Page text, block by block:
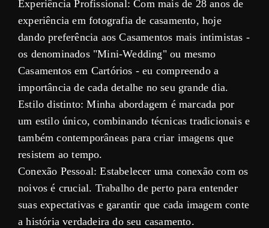
Experiência Profissional: Com mais de 28 anos de
experiência em fotografia de casamento, hoje
dando preferência aos Casamentos mais intimistas -
os denominados "Mini-Wedding" ou mesmo
Casamentos em Cartórios - eu compreendo a
importância de cada detalhe no seu grande dia.
Estilo distinto: Minha abordagem é marcada por
um estilo único, combinando técnicas tradicionais e
também contemporâneas para criar imagens que
resistem ao tempo.
Conexão Pessoal: Estabelecer uma conexão com os
noivos é crucial. Trabalho de perto para entender
suas expectativas e garantir que cada imagem conte
a história verdadeira do seu casamento.